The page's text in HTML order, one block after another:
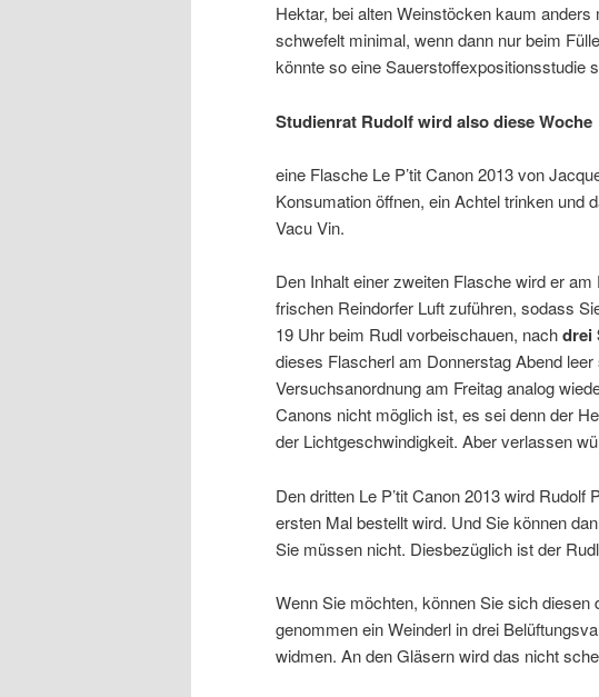
Hektar, bei alten Weinstöcken kaum
schwefelt minimal, wenn dann nur beim
könnte so eine Sauerstoffexpositionsstudie
Studienrat Rudolf wird also diese Woche
eine Flasche Le P’tit Canon 2013 von
Konsumation öffnen, ein Achtel trinken und
Vacu Vin.
Den Inhalt einer zweiten Flasche wird er
frischen Reindorfer Luft zuführen, sodass
19 Uhr beim Rudl vorbeischauen, nachdrei
dieses Flascherl am Donnerstag Abend
Versuchsanordnung am Freitag analog
Canons nicht möglich ist, es sei denn der
der Lichtgeschwindigkeit. Aber verlassen
Den dritten Le P’tit Canon 2013 wird
ersten Mal bestellt wird. Und Sie können
Sie müssen nicht. Diesbezüglich ist der
Wenn Sie möchten, können Sie sich
genommen ein Weinderl in drei
widmen. An den Gläsern wird das nicht